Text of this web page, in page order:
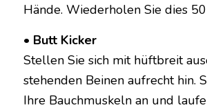
Hände. Wiederholen Sie dies
• Butt Kicker
Stellen Sie sich mit hüftbreit
stehenden Beinen aufrecht hin.
Ihre Bauchmuskeln an und